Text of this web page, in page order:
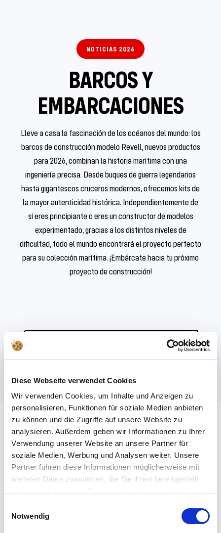
Diese Webseite verwendet Cookies
Wir verwenden Cookies, um Inhalte und Anzeigen zu
personalisieren, Funktionen für soziale Medien anbieten
zu können und die Zugriffe auf unsere Website zu
analysieren. Außerdem geben wir Informationen zu Ihrer
Verwendung unserer Website an unsere Partner für
soziale Medien, Werbung und Analysen weiter. Unsere
Partner führen diese Informationen möglicherweise mit
weiteren Daten zusammen, die Sie ihnen bereitgestellt
Notwendig
NOTICIAS 2026
BARCOS Y
EMBARCACIONES
Lleve a casa la fascinación de los océanos del mundo: los
barcos de construcción modelo Revell, nuevos productos
para 2026, combinan la historia marítima con una
ingeniería precisa. Desde buques de guerra legendarios
hasta gigantescos cruceros modernos, ofrecemos kits de
la mayor autenticidad histórica. Independientemente de
si eres principiante o eres un constructor de modelos
experimentado, gracias a los distintos niveles de
dificultad, todo el mundo encontrará el proyecto perfecto
para su colección marítima. ¡Embárcate hacia tu próximo
proyecto de construcción!
DESCUBRE BARCOS Y EMBARCACIONES
NOTICIAS 2026
VEHÍCULOS